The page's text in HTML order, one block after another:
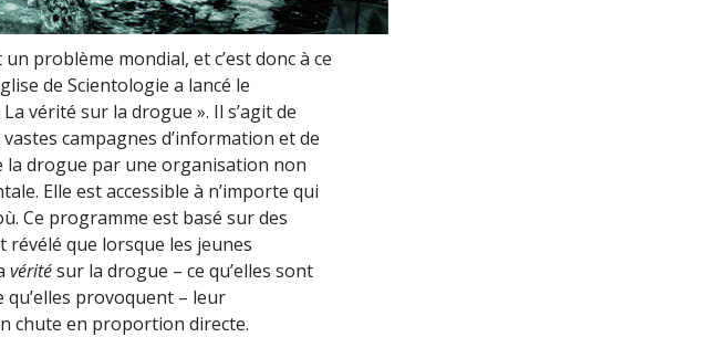
La communication
problème mondial, et c’est donc à ce
de Scientologie a lancé le
vérité sur la drogue ». Il s’agit de
vastes campagnes d’information et de
la drogue par une organisation non
Elle est accessible à n’importe qui
Ce programme est basé sur des
révélé que lorsque les jeunes
véritésur la drogue – ce qu’elles sont
qu’elles provoquent – leur
chute en proportion directe.